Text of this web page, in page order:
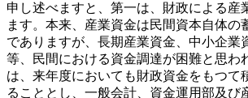
申し述べますと、第一は、財政による産
ます。本来、産業資金は民間資本自体の
でありますが、長期産業資金、中小企業
等、民間における資金調達が困難と思わ
は、来年度においても財政資金をもつて
ることとし、一般会計、資金運用部及び